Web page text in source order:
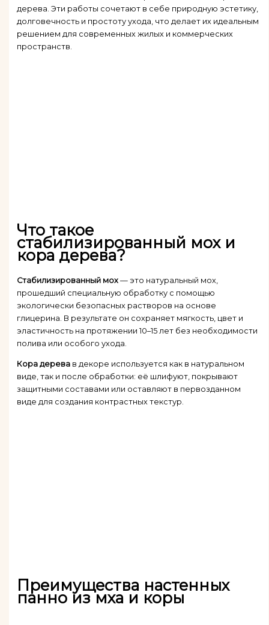
дерева. Эти работы сочетают в себе природную эстетику,
долговечность и простоту ухода, что делает их идеальным
решением для современных жилых и коммерческих
пространств.
Что такое
стабилизированный мох и
кора дерева?
Стабилизированный мох— это натуральный мох,
прошедший специальную обработку с помощью
экологически безопасных растворов на основе
глицерина. В результате он сохраняет мягкость, цвет и
эластичность на протяжении 10–15 лет без необходимости
полива или особого ухода.
Кора деревав декоре используется как в натуральном
виде, так и после обработки: её шлифуют, покрывают
защитными составами или оставляют в первозданном
виде для создания контрастных текстур.
Преимущества настенных
панно из мха и коры